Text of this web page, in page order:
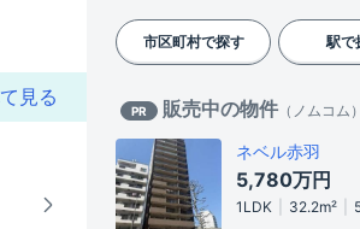
見る
神谷(151)
岸町(37)
桐ケ丘(5)
栄町(18)
志茂(234)
西ケ原駅(177)
本駒込駅(5)
西日暮里駅(209)
千駄木駅(58)
市区町村で探す 駅で
PR 販売中の物件 （ ノムコム ）
ネベル赤羽
5,780万円
1LDK 32.2m²